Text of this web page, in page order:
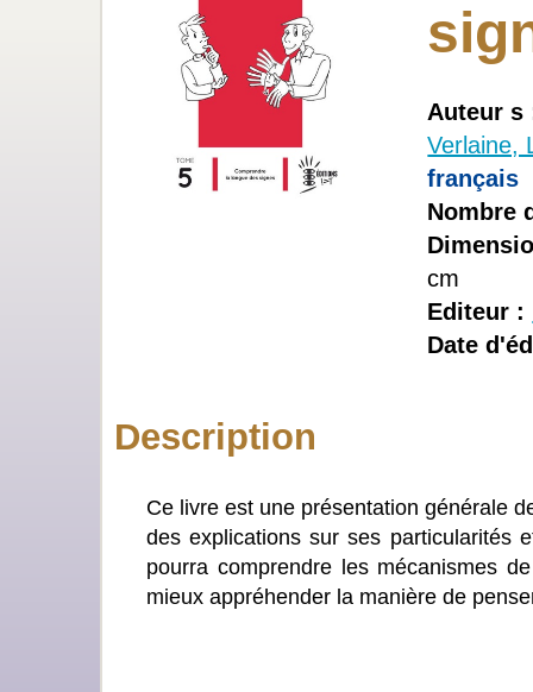
Auteur
Verlaine,
français
Nombre
cm
Editeur :
Date
Description
Ce livre est une présentation générale
des explications sur ses particularités
pourra comprendre les mécanismes
mieux appréhender la manière de